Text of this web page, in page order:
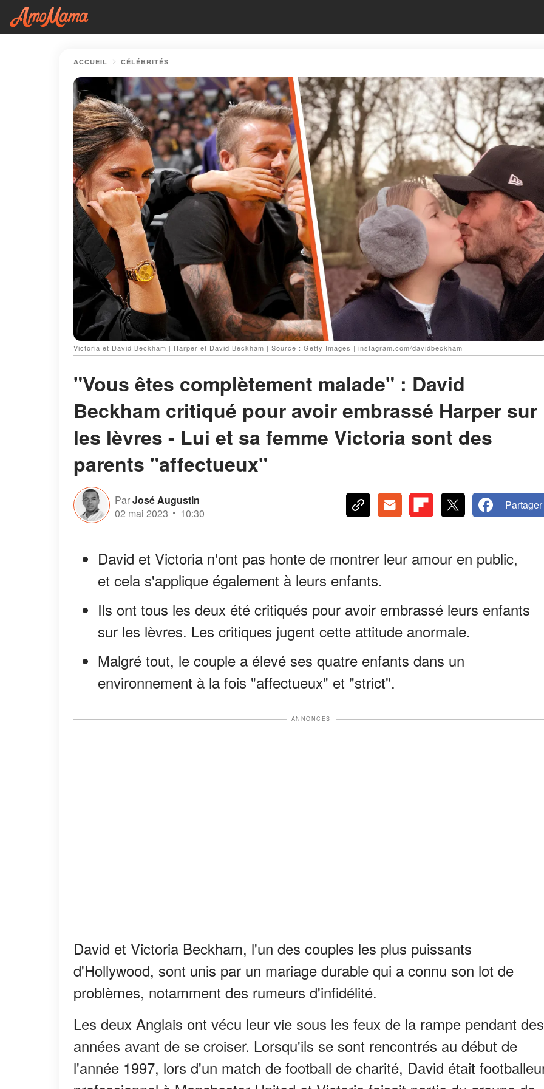
ACCUEIL CÉLÉBRITÉS
Victoria et David Beckham | Harper et David Beckham | Source : Getty Images | instagram.com/davidbeckham
"Vous êtes complètement malade" : David
Beckham critiqué pour avoir embrassé Harper sur
les lèvres - Lui et sa femme Victoria sont des
parents "affectueux"
ParJosé Augustin
02 mai 2023
10:30
Partager
David et Victoria n'ont pas honte de montrer leur amour en public,
et cela s'applique également à leurs enfants.
Ils ont tous les deux été critiqués pour avoir embrassé leurs enfants
sur les lèvres. Les critiques jugent cette attitude anormale.
Malgré tout, le couple a élevé ses quatre enfants dans un
environnement à la fois "affectueux" et "strict".
ANNONCES
David et Victoria Beckham, l'un des couples les plus puissants
d'Hollywood, sont unis par un mariage durable qui a connu son lot de
problèmes, notamment des rumeurs d'infidélité.
Les deux Anglais ont vécu leur vie sous les feux de la rampe pendant des
années avant de se croiser. Lorsqu'ils se sont rencontrés au début de
l'année 1997, lors d'un match de football de charité, David était